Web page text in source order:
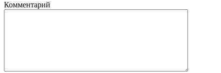
Комментарий